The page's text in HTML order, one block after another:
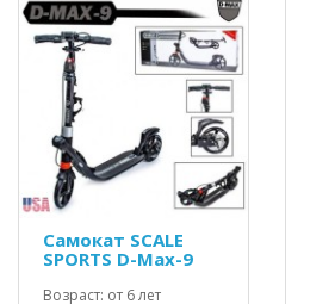
Самокат SCALE
SPORTS D-Max-9
тормоз черный
Возраст: от 6 лет